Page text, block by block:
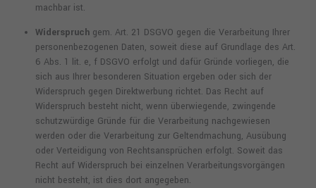
machbar ist.
Widerspruch gem. Art. 21 DSGVO gegen die Verarbeitung Ihrer
personenbezogenen Daten, soweit diese auf Grundlage des Art.
6 Abs. 1 lit. e, f DSGVO erfolgt und dafür Gründe vorliegen, die
sich aus Ihrer besonderen Situation ergeben oder sich der
Widerspruch gegen Direktwerbung richtet. Das Recht auf
Widerspruch besteht nicht, wenn überwiegende, zwingende
schutzwürdige Gründe für die Verarbeitung nachgewiesen
werden oder die Verarbeitung zur Geltendmachung, Ausübung
oder Verteidigung von Rechtsansprüchen erfolgt. Soweit das
Recht auf Widerspruch bei einzelnen Verarbeitungsvorgängen
nicht besteht, ist dies dort angegeben.